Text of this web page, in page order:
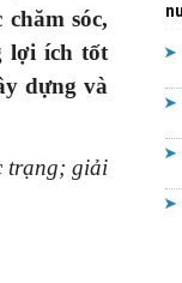
sóc,
lợi ích tốt
dựng và
trạng; giải